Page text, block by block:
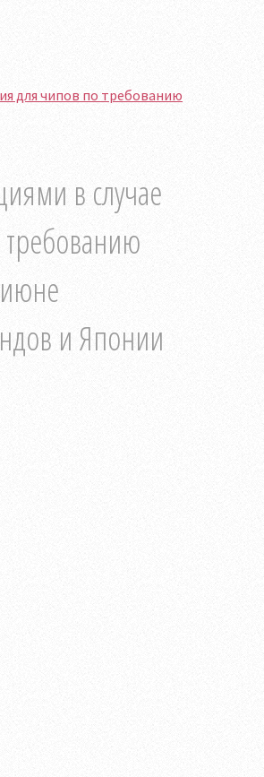
для чипов по требованию
в случае
и Японии